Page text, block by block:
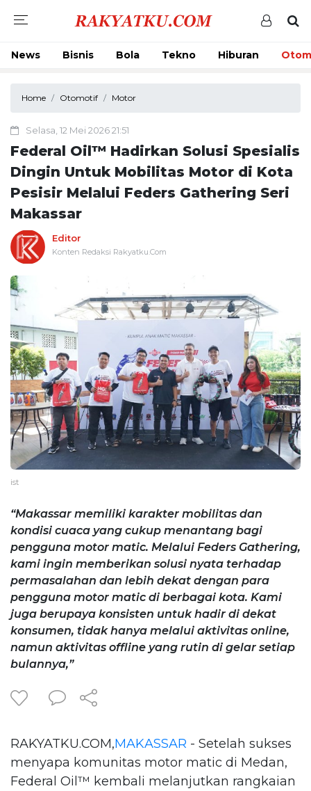
News Bisnis Bola Tekno Hiburan
Home Otomotif Motor
Selasa, 12 Mei 2026 21:51
Federal Oil™️ Hadirkan Solusi Spesialis
Dingin Untuk Mobilitas Motor di Kota
Pesisir Melalui Feders Gathering Seri
Makassar
Editor
Konten Redaksi Rakyatku.Com
ist
“Makassar memiliki karakter mobilitas dan
kondisi cuaca yang cukup menantang bagi
pengguna motor matic. Melalui Feders Gathering,
kami ingin memberikan solusi nyata terhadap
permasalahan dan lebih dekat dengan para
pengguna motor matic di berbagai kota. Kami
juga berupaya konsisten untuk hadir di dekat
konsumen, tidak hanya melalui aktivitas online,
namun aktivitas offline yang rutin di gelar setiap
bulannya,”
RAKYATKU.COM,MAKASSAR - Setelah sukses
menyapa komunitas motor matic di Medan,
Federal Oil™️ kembali melanjutkan rangkaian